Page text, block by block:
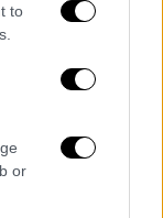
to
or
θα
το πώς θα
για
την
Αφήστε
για το